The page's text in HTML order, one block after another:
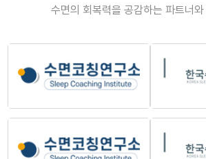
수면의 회복력을 공감하는 파트너